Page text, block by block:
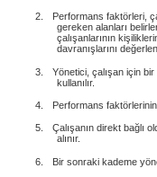
2.
Performans faktörleri,
gereken alanları
çalışanlarının
davranışlarını
3.
Yönetici, çalışan için
kullanılır.
4. Performans faktörlerinin
5.
Çalışanın direkt bağlı
alınır.
6. Bir sonraki kademe